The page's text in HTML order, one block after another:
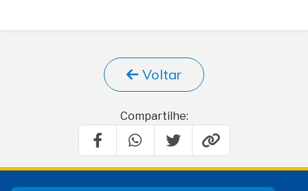
Voltar
Compartilhe: